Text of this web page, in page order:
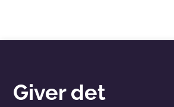
Giver det